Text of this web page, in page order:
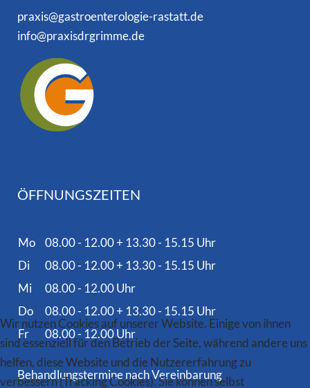
praxis@gastroenterologie-rastatt.de
info@praxisdrgrimme.de
ÖFFNUNGSZEITEN
Mo
08.00 - 12.00 + 13.30 - 15.15 Uhr
Di
08.00 - 12.00 + 13.30 - 15.15 Uhr
Mi
08.00 - 12.00 Uhr
Do
08.00 - 12.00 + 13.30 - 15.15 Uhr
Fr
08.00 - 12.00 Uhr
Behandlungstermine nach Vereinbarung
Wir nutzen Cookies auf unserer Website. Einige von ihnen
sind essenziell für den Betrieb der Seite, während andere uns
helfen, diese Website und die Nutzererfahrung zu
verbessern (Tracking Cookies). Sie können selbst